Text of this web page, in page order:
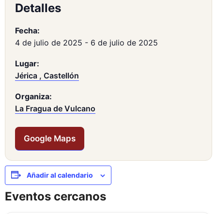
Detalles
Fecha:
4 de julio de 2025 - 6 de julio de 2025
Lugar:
Jérica , Castellón
Organiza:
La Fragua de Vulcano
Google Maps
Añadir al calendario
Eventos cercanos